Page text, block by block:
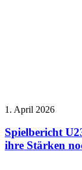
1. April 2026
Spielbericht
ihre Stärken